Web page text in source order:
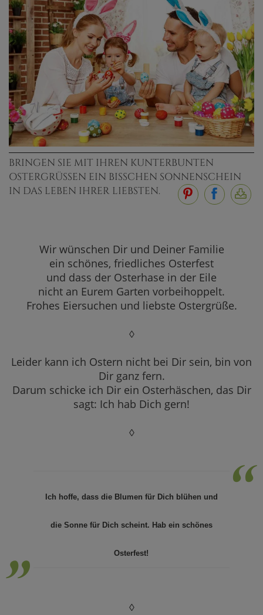
BRINGEN SIE MIT IHREN KUNTERBUNTEN
OSTERGRÜSSEN EIN BISSCHEN SONNENSCHEIN I
N DAS LEBEN IHRER LIEBSTEN.
Wir wünschen Dir und Deiner Familie
ein schönes, friedliches Osterfest
und dass der Osterhase in der Eile
nicht an Eurem Garten vorbeihoppelt.
Frohes Eiersuchen und liebste Ostergrüße.
◊
Leider kann ich Ostern nicht bei Dir sein, bin von
Dir ganz fern.
Darum schicke ich Dir ein Osterhäschen, das Dir
sagt: Ich hab Dich gern!
◊
“
„ Ich hoffe, dass die Blumen für Dich blühen und
die Sonne für Dich scheint. Hab ein schönes
Osterfest!
◊